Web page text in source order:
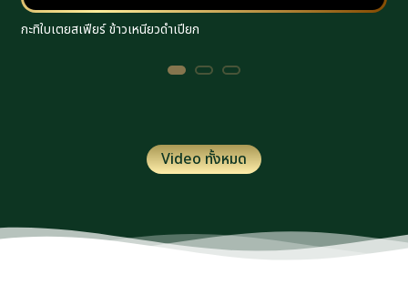
กะทิใบเตยสเฟียร์ ข้าวเหนียวดำเปียก
Video ทั้งหมด